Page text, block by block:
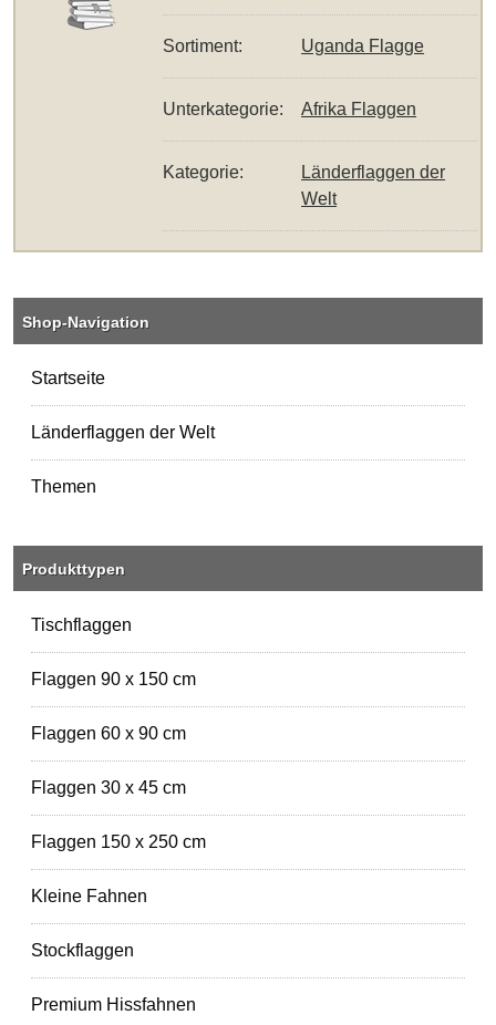
Sortiment: Uganda Flagge
Unterkategorie: Afrika Flaggen
Kategorie:
Länderflaggen der
Welt
Shop-Navigation
Startseite
Länderflaggen der Welt
Themen
Produkttypen
Tischflaggen
Flaggen 90 x 150 cm
Flaggen 60 x 90 cm
Flaggen 30 x 45 cm
Flaggen 150 x 250 cm
Kleine Fahnen
Stockflaggen
Premium Hissfahnen